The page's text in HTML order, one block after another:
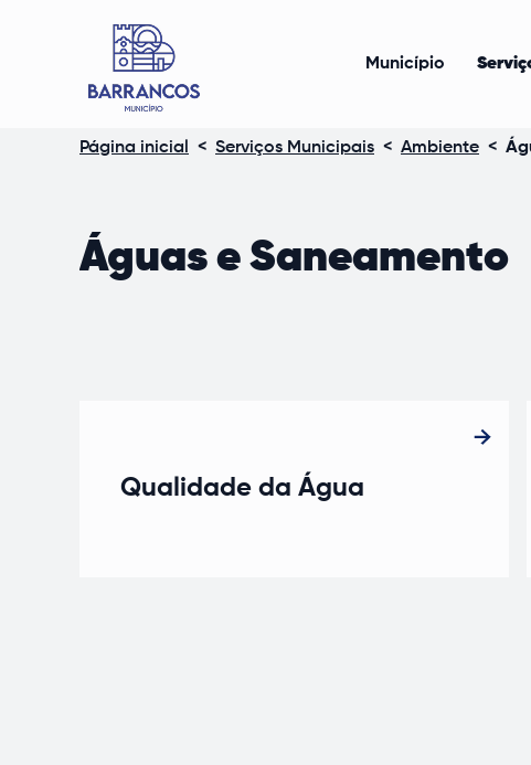
Município
Página inicial < Serviços Municipais < Ambiente <
Águas e Saneamento
Qualidade da Água